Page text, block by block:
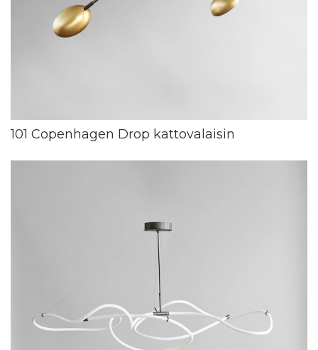
101 Copenhagen Drop kattovalaisin